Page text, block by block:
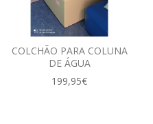
COLCHÃO PARA COLUNA
DE ÁGUA
199,95€